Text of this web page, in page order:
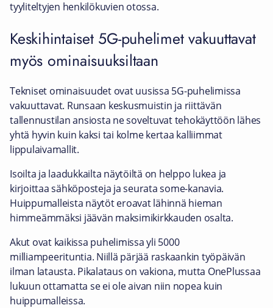
tyyliteltyjen henkilökuvien otossa.
Keskihintaiset 5G-puhelimet vakuuttavat
myös ominaisuuksiltaan
Tekniset ominaisuudet ovat uusissa 5G-puhelimissa
vakuuttavat. Runsaan keskusmuistin ja riittävän
tallennustilan ansiosta ne soveltuvat tehokäyttöön lähes
yhtä hyvin kuin kaksi tai kolme kertaa kalliimmat
lippulaivamallit.
Isoilta ja laadukkailta näytöiltä on helppo lukea ja
kirjoittaa sähköposteja ja seurata some-kanavia.
Huippumalleista näytöt eroavat lähinnä hieman
himmeämmäksi jäävän maksimikirkkauden osalta.
Akut ovat kaikissa puhelimissa yli 5000
milliampeerituntia. Niillä pärjää raskaankin työpäivän
ilman latausta. Pikalataus on vakiona, mutta OnePlussaa
lukuun ottamatta se ei ole aivan niin nopea kuin
huippumalleissa.